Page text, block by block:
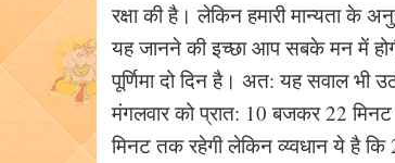
रक्षा की है। लेकिन हमारी मान्यता के
यह जानने की इच्छा आप सबके मन में
पूर्णिमा दो दिन है। अत: यह सवाल भी
मंगलवार को प्रात: 10 बजकर 22
मिनट तक रहेगी लेकिन व्य्वधान ये है